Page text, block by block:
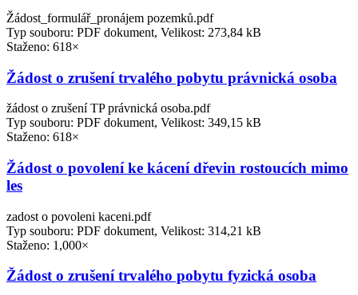
Žádost_formulář_pronájem pozemků.pdf
Typ souboru: PDF dokument, Velikost: 273,84 kB
Staženo: 618×
Žádost o zrušení trvalého pobytu právnická osoba
žádost o zrušení TP právnická osoba.pdf
Typ souboru: PDF dokument, Velikost: 349,15 kB
Staženo: 618×
Žádost o povolení ke kácení dřevin rostoucích mimo
les
zadost o povoleni kaceni.pdf
Typ souboru: PDF dokument, Velikost: 314,21 kB
Staženo: 1,000×
Žádost o zrušení trvalého pobytu fyzická osoba